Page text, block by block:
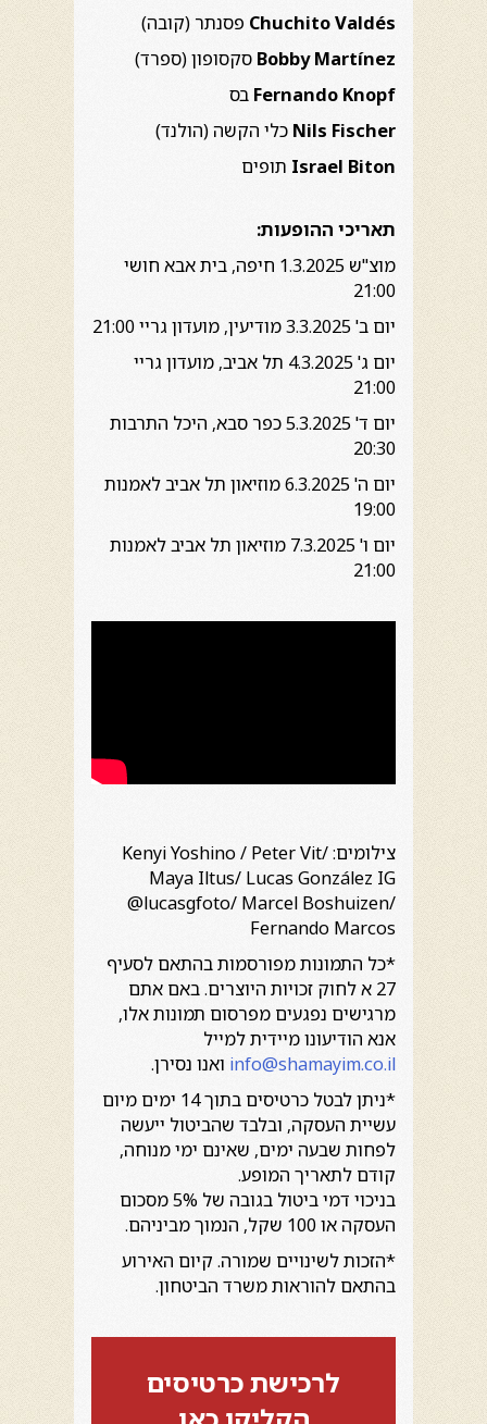
Chuchito Valdés פסנתר (קובה)
Bobby Martínez סקסופון (ספרד)
Fernando Knopf בס
Nils Fischer כלי הקשה (הולנד)
Israel Biton תופים
תאריכי ההופעות:
מוצ"ש 1.3.2025 חיפה, בית אבא חושי
21:00
יום ב' 3.3.2025 מודיעין, מועדון גריי 21:00
יום ג' 4.3.2025 תל אביב, מועדון גריי
21:00
יום ד' 5.3.2025 כפר סבא, היכל התרבות
20:30
יום ה' 6.3.2025 מוזיאון תל אביב לאמנות
19:00
יום ו' 7.3.2025 מוזיאון תל אביב לאמנות
21:00
צילומים: Kenyi Yoshino / Peter Vit/
Maya Iltus/ Lucas González IG
@lucasgfoto/ Marcel Boshuizen/
Fernando Marcos
*כל התמונות מפורסמות בהתאם לסעיף
27 א לחוק זכויות היוצרים. באם אתם
מרגישים נפגעים מפרסום תמונות אלו,
אנא הודיעונו מיידית למייל
info@shamayim.co.il ואנו נסירן.
*ניתן לבטל כרטיסים בתוך 14 ימים מיום
עשיית העסקה, ובלבד שהביטול ייעשה
לפחות שבעה ימים, שאינם ימי מנוחה,
קודם לתאריך המופע.
בניכוי דמי ביטול בגובה של 5% מסכום
העסקה או 100 שקל, הנמוך מביניהם.
*הזכות לשינויים שמורה. קיום האירוע
בהתאם להוראות משרד הביטחון.
לרכישת כרטיסים